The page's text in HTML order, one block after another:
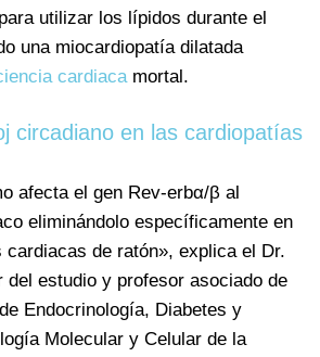
utilizar los lípidos durante el
una miocardiopatía dilatada
cardiacamortal.
circadiano en las cardiopatías
afecta el gen Rev-erbα/β al
eliminándolo específicamente en
de ratón», explica el Dr.
del estudio y profesor asociado de
Endocrinología, Diabetes y
Molecular y Celular de la